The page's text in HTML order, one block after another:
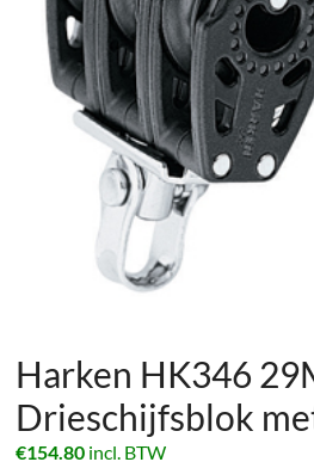
Harken HK346
Drieschijfsblok
€154.80 incl. BTW